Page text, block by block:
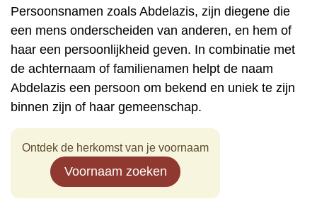
Persoonsnamen zoals Abdelazis, zijn diegene die
een mens onderscheiden van anderen, en hem of
haar een persoonlijkheid geven. In combinatie met
de achternaam of familienamen helpt de naam
Abdelazis een persoon om bekend en uniek te zijn
binnen zijn of haar gemeenschap.
Ontdek de herkomst van je voornaam
Voornaam zoeken